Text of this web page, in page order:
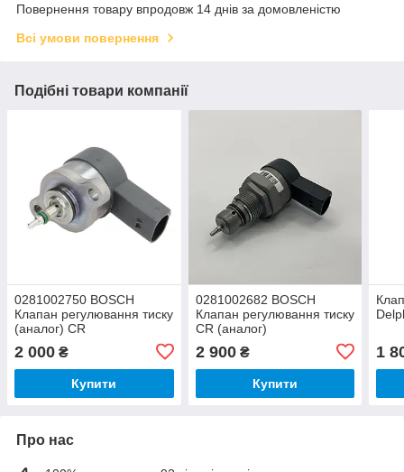
Повернення товару впродовж 14 днів за домовленістю
Всі умови повернення
Подібні товари компанії
0281002750 BOSCH
Клапан регулювання тиску
(аналог) CR
2 000 ₴
Купити
0281002682 BOSCH
Клапан регулювання тиску
CR (аналог)
2 900₴
Купити
1
Про нас